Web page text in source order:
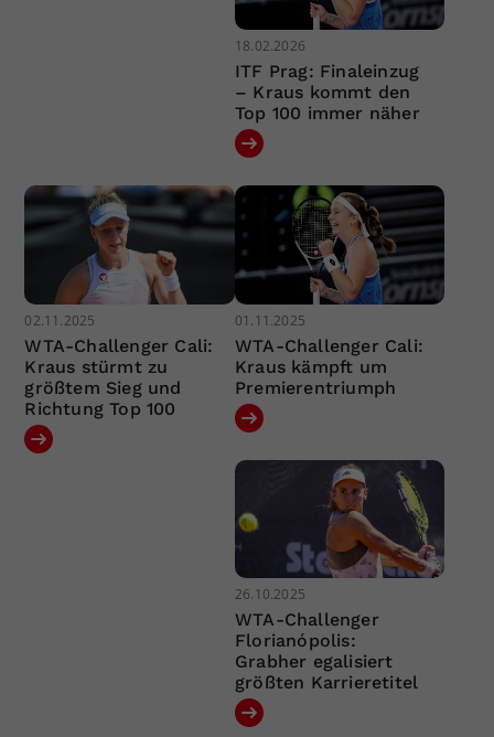
18.02.2026
ITF Prag: Finaleinzug
– Kraus kommt den
Top 100 immer näher
02.11.2025
WTA-Challenger Cali:
Kraus stürmt zu
größtem Sieg und
Richtung Top 100
01.11.2025
WTA-Challenger Cali:
Kraus kämpft um
Premierentriumph
26.10.2025
WTA-Challenger
Florianópolis:
Grabher egalisiert
größten Karrieretitel